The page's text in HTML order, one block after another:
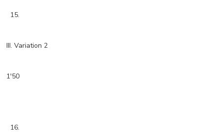
15.
III. Variation 2
1'50
16.